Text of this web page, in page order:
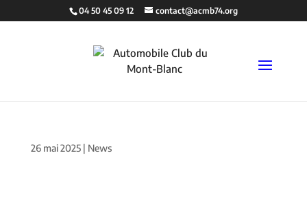
04 50 45 09 12 contact@acmb74.org
26 mai 2025| News